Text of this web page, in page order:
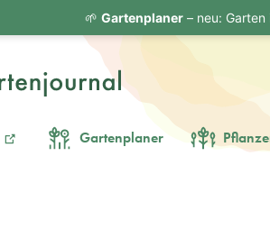
Gartenplaner
🌱 Gartenplaner– neu: Garten